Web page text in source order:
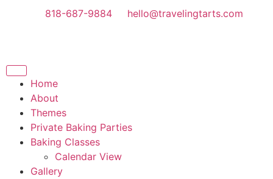
818-687-9884 hello@travelingtarts.com
Home
About
Themes
Private Baking Parties
Baking Classes
Calendar View
Gallery